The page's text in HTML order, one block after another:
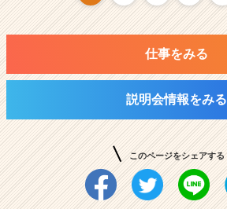
仕事をみる
説明会情報をみる
このページをシェアする